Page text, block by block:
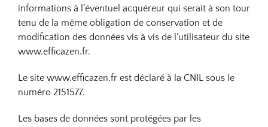
informations à l’éventuel acquéreur qui serait à son tour
tenu de la même obligation de conservation et de
modification des données vis à vis de l’utilisateur du site
www.efficazen.fr.
Le site www.efficazen.fr est déclaré à la CNIL sous le
numéro 2151577.
Les bases de données sont protégées par les